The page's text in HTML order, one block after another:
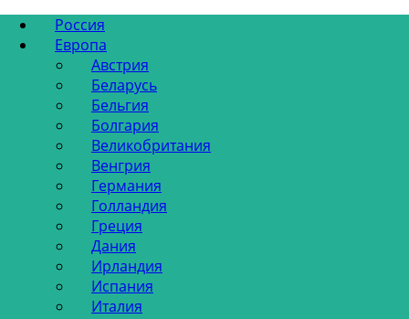
Россия
Европа
Австрия
Беларусь
Бельгия
Болгария
Великобритания
Венгрия
Германия
Голландия
Греция
Дания
Ирландия
Испания
Италия